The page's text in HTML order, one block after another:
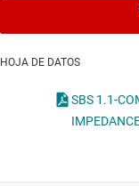
HOJA DE DATOS
SBS 1.1-